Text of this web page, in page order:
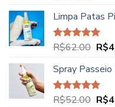
Limpa Patas
Avaliação
R$62.00 O
era:
R$
Spray
Avaliação
R$52.00 O
R$